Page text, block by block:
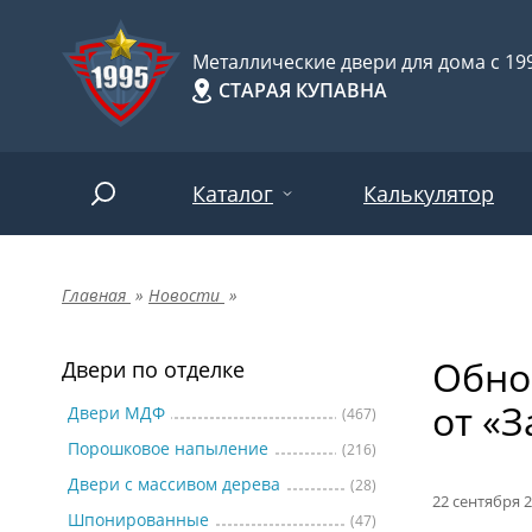
Металлические двери для дома с
СТАРАЯ КУПАВНА
Каталог
Двери по отделке
Двери по назначению
Двери по особенностям
Калькулятор
Главная » Новости »
Двери по отделке
Двери МДФ (467)
Порошковое напыление (216)
Двери с массивом дерева (28)
Шпонированные (47)
от
22 сентября